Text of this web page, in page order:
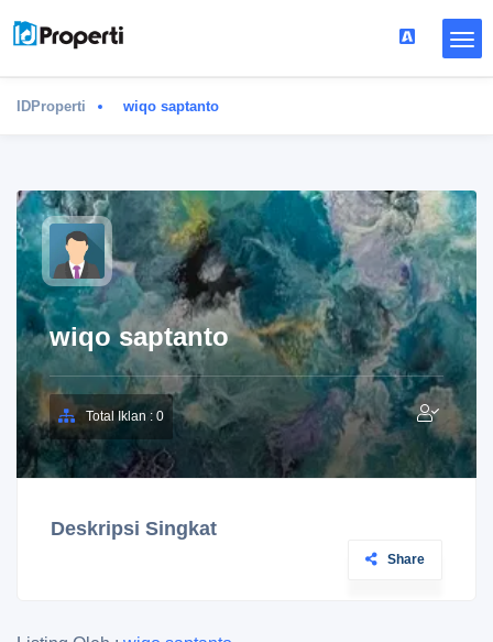
IDProperti wiqo saptanto
wiqo saptanto
Total Iklan : 0
Deskripsi Singkat
Share